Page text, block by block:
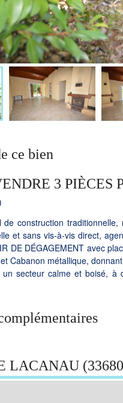
ce bien
3 PIÈCES
de construction
et sans vis-à-vis direct,
DE DÉGAGEMENT avec
Cabanon métallique,
secteur calme et boisé,
LACANAU